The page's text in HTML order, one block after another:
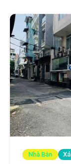
Nhà Bán